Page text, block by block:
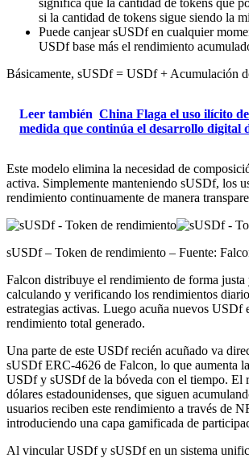
significa que la cantidad de tokens que
si la cantidad de tokens sigue siendo la
Puede canjear sUSDf en cualquier
USDf base más el rendimiento
Básicamente, sUSDf = USDf + Acumulación
Leer también China Flaga el uso ilícito
medida que continúa el desarrollo digital
Este modelo elimina la necesidad de
activa. Simplemente manteniendo sUSDf, los
rendimiento continuamente de manera
sUSDf – Token de rendimiento – Fuente:
Falcon distribuye el rendimiento de forma justa
calculando y verificando los rendimientos
estrategias activas. Luego acuña nuevos USDf
rendimiento total generado.
Una parte de este USDf recién acuñado va
sUSDf ERC-4626 de Falcon, lo que aumenta
USDf y sUSDf de la bóveda con el tiempo. El
dólares estadounidenses, que siguen
usuarios reciben este rendimiento a través de
introduciendo una capa gamificada de
Al vincular USDf y sUSDf en un sistema